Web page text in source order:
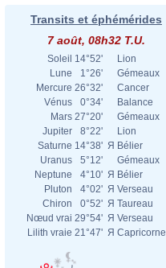
Transits et éphémérides
7 août, 08h32 T.U.
Soleil 14°52'
Lion
Lune
1°26'
Gémeaux
Mercure 26°32'
Cancer
Vénus
0°34'
Balance
Mars 27°20'
Gémeaux
Jupiter
8°22'
Lion
Saturne 14°38' Я Bélier
Uranus
5°12'
Gémeaux
Neptune
4°10' Я Bélier
Pluton
4°02' Я Verseau
Chiron
0°52' Я Taureau
Nœud vrai 29°54' Я Verseau
Lilith vraie 21°47' Я Capricorne